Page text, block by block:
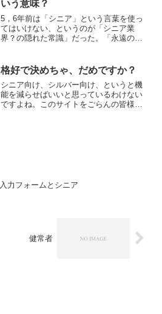
いう意味？
5，6年前は「シニア」という言葉を使っ
てはいけない、というのが「シニア業
界？の隠れた常識」だった。「永遠の輝
月、弊社では気軽に「シニア」だの「高
齢者」だのの言葉をご本人に...
格好で決めちゃ、だめですか？
シニア向け、シルバー向け、というと機
能を減らせばいいと思っているわけない
ですよね。このサイトをごらんの皆様
入力フォームとシニア
健常者